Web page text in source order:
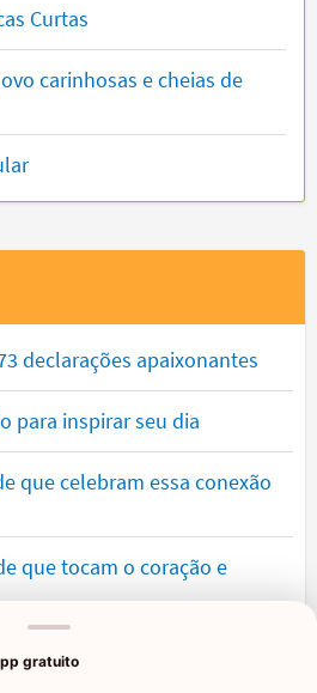
Curtas
carinhosas e cheias de
declarações apaixonantes
para inspirar seu dia
que celebram essa conexão
que tocam o coração e
que vão encher você de
gratuito